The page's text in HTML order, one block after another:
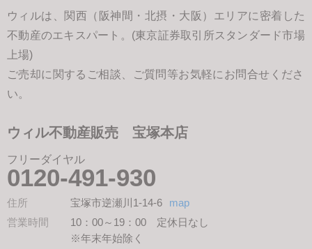
ウィルは、関西（阪神間・北摂・大阪）エリアに密着した
不動産のエキスパート。(東京証券取引所スタンダード市場
上場)
ご売却に関するご相談、ご質問等お気軽にお問合せくださ
い。
ウィル不動産販売 宝塚本店
フリーダイヤル
0120-491-930
住所 宝塚市逆瀬川1-14-6
map
営業時間
10：00～19：00 定休日なし
※年末年始除く